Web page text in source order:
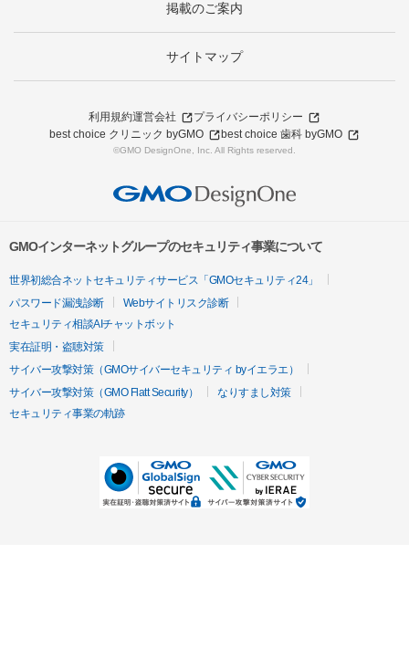
掲載のご案内
サイトマップ
利用規約運営会社
プライバシーポリシー
best choice クリニック byGMO
best choice 歯科 byGMO
©GMO DesignOne, Inc. All Rights reserved.
GMOインターネットグループのセキュリティ事業について
世界初総合ネットセキュリティサービス「GMOセキュリティ24」
パスワード漏洩診断
Webサイトリスク診断
セキュリティ相談AIチャットボット
実在証明・盗聴対策
サイバー攻撃対策（GMOサイバーセキュリティ byイエラエ）
サイバー攻撃対策（GMO Flatt Security）
なりすまし対策
セキュリティ事業の軌跡